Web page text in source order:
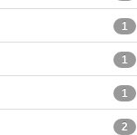
1
1
1
2